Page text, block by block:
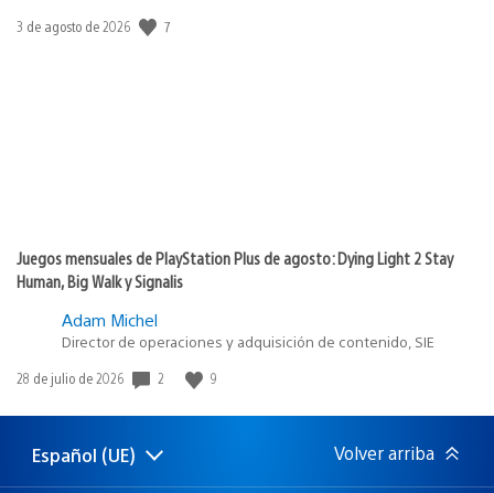
Fecha
3 de agosto de 2026 7
Juegos mensuales de PlayStation Plus de agosto: Dying Light 2 Stay
Human, Big Walk y Signalis
Adam Michel
Director de operaciones y adquisición de contenido, SIE
Fecha
publicación:
28 de julio de 2026 2 9
Selecciona
Región
Español (UE) Volver arriba